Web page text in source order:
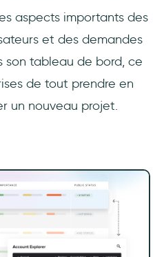
aspects importants des
et des demandes
son tableau de bord, ce
de tout prendre en
un nouveau projet.